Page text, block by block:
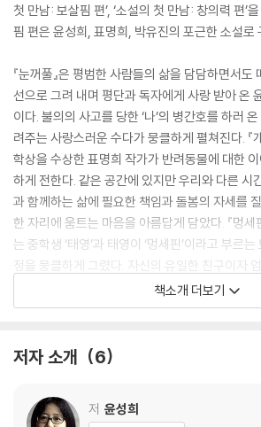
첫 만남: 보살핌 편’, ‘소설의 첫 만남: 창의력 편’
핌 편은 윤성희, 표명희, 박유진의 포근한 소설로
『눈꺼풀』은 평범한 사람들의 삶을 담담하면서
선으로 그려 내며 평단과 독자에게 사랑 받아 온
이다. 불의의 사고를 당한 ‘나’의 병간호를 하러
려주는 사랑스러운 수다가 뭉클하게 펼쳐진다. 『
학상을 수상한 표명희 작가가 반려동물에 대한
하게 전한다. 같은 공간에 있지만 우리와 다른 시
과 함께하는 삶에 필요한 책임과 돌봄의 자세를
한 자리에 움트는 마음을 아름답게 담았다. 『멍세
는 중학생 ‘태영’과 태영이 ‘멍세핀’이라고 부르는
정을 뭉클하게 그렸다. 자신의 유일한 친구이자
태영의 고군분투와 함께, 우리 사회 속 이주민을
는 작가의 역량이 돋보인다. ‘소설의 첫 만남: 보
을 전한다.
책소개 더보기
저자 소개 6
저 윤성희